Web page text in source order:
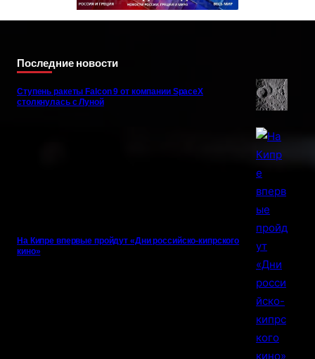
Последние новости
Ступень ракеты Falcon 9 от компании SpaceX
столкнулась с Луной
На Кипре впервые пройдут «Дни российско-кипрского
кино»